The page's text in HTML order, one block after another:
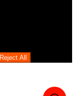
Reject All